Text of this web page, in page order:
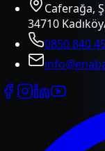
Caferağa,
34710
0850 840